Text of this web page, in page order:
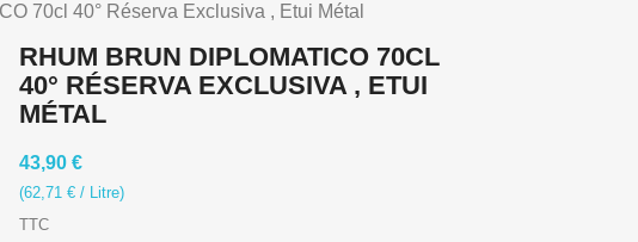
70cl 40° Réserva Exclusiva , Etui Métal
RHUM BRUN DIPLOMATICO 70CL
40° RÉSERVA EXCLUSIVA , ETUI
MÉTAL
43,90 €
(62,71 € / Litre)
TTC